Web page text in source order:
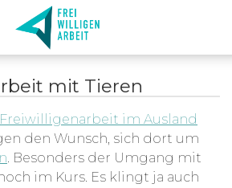
mit Tieren
Freiwilligenarbeit im Ausland
den Wunsch, sich dort um
. Besonders der Umgang mit
im Kurs. Es klingt ja auch